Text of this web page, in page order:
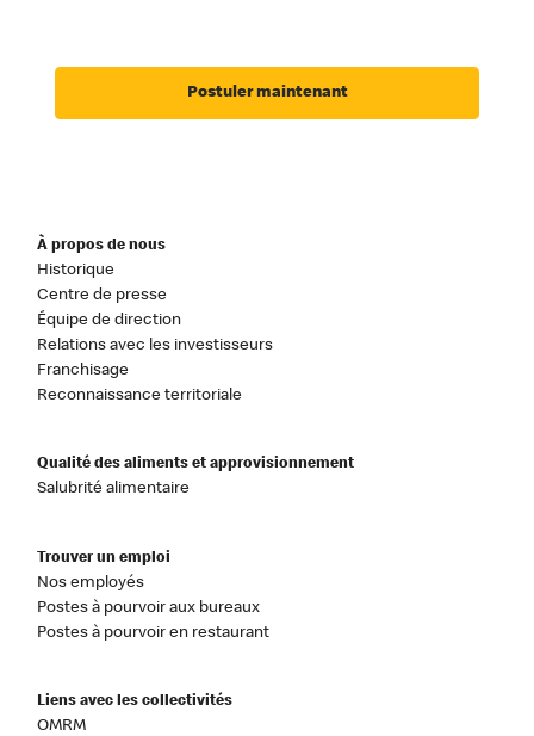
Postuler maintenant
À propos de nous
Historique
Centre de presse
Équipe de direction
Relations avec les investisseurs
Franchisage
Reconnaissance territoriale
Qualité des aliments et approvisionnement
Salubrité alimentaire
Trouver un emploi
Nos employés
Postes à pourvoir aux bureaux
Postes à pourvoir en restaurant
Liens avec les collectivités
OMRM